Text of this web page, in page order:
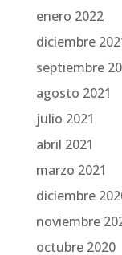
enero 2022
diciembre
septiembre
agosto 2021
julio 2021
abril 2021
marzo 2021
diciembre
noviembre
octubre 2020